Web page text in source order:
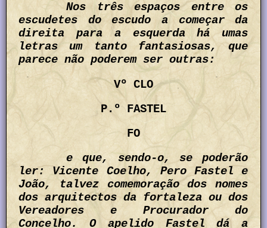
Nos três espaços entre os
escudetes do escudo a começar da
direita para a esquerda há umas
letras um tanto fantasiosas, que
parece não poderem ser outras:
Vº CLO
P.º FASTEL
FO
e que, sendo-o, se poderão
ler: Vicente Coelho, Pero Fastel e
João, talvez comemoração dos nomes
dos arquitectos da fortaleza ou dos
Vereadores e Procurador do
Concelho. O apelido Fastel dá a